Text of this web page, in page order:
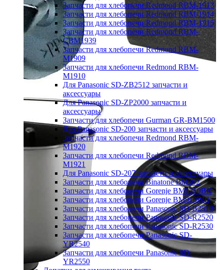
Запчасти для хлебопечи Redmond RBM-1913
Запчасти для хлебопечи Redmond RBM-1914
Запчасти для хлебопечи Redmond RBM-1915
Запчасти для хлебопечи Redmond RBM-
CBM1939
Запчасти для хлебопечи Redmond RBM-
M1909
Запчасти для хлебопечи Redmond RBM-
M1910
Для Panasonic SD-ZB2512 запчасти и
аксессуары
Для Panasonic SD-ZP2000 запчасти и
аксессуары
Запчасти для хлебопечи Gurman GR-BM1500
Для Panasonic SD-200 запчасти и аксессуары
Запчасти для хлебопечи Redmond RBM-
M1920
Запчасти для хлебопечи Redmond RBM-
M1921
Для Panasonic SD-207 запчасти и аксессуары
Запчасти для хлебопечи Binatone BM202
Запчасти для хлебопечи Gorenje BM1210BK
Запчасти для хлебопечи Gorenje BM910WII
Запчасти для хлебопечи Panasonic SD-B2510
Запчасти для хлебопечи Panasonic SD-R2520
Запчасти для хлебопечи Panasonic SD-R2530
Запчасти для хлебопечи Panasonic SD-
YR2540
Запчасти для хлебопечи Panasonic SD-
YR2550